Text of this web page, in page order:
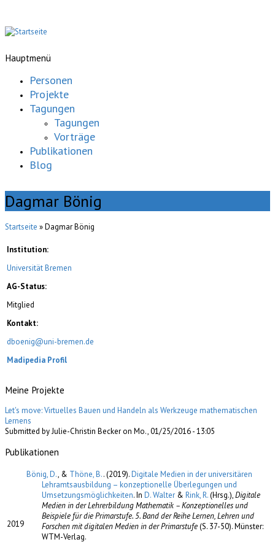
Hauptmenü
Personen
Projekte
Tagungen
Tagungen
Vorträge
Publikationen
Blog
Dagmar Bönig
Startseite » Dagmar Bönig
Institution:
Universität Bremen
AG-Status:
Mitglied
Kontakt:
dboenig@uni-bremen.de
Madipedia Profil
Meine Projekte
Let's move: Virtuelles Bauen und Handeln als Werkzeuge mathematischen
Lernens
Submitted by Julie-Christin Becker on Mo., 01/25/2016 - 13:05
Publikationen
2019
Bönig, D., & Thöne, B.. (2019).Digitale Medien in der universitären
Lehramtsausbildung – konzeptionelle Überlegungen und
Umsetzungsmöglichkeiten. In D. Walter & Rink, R.(Hrsg.),Digitale
Medien in der Lehrerbildung Mathematik – Konzeptionelles und
Beispiele für die Primarstufe. 5. Band der Reihe Lernen, Lehren und
Forschen mit digitalen Medien in der Primarstufe(S. 37-50). Münster:
WTM-Verlag.